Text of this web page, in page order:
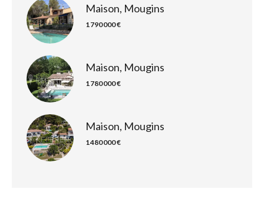
Maison, Mougins
1 790 000 €
Maison, Mougins
1 780 000 €
Maison, Mougins
1 480 000 €